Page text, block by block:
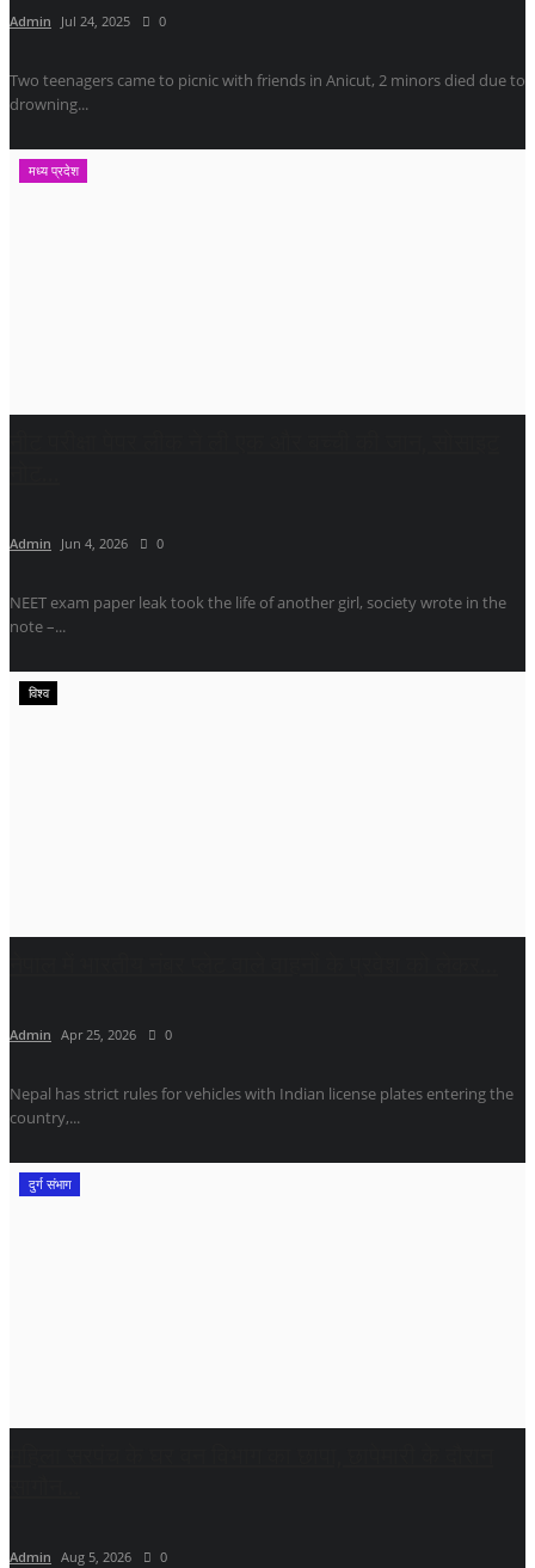
Admin Jul 24, 2025 0
Two teenagers came to picnic with friends in Anicut, 2 minors died due to
drowning...
मध्य प्रदेश
Admin Jun 4, 2026 0
NEET exam paper leak took the life of another girl, society wrote in the
note –...
विश्व
Admin Apr 25, 2026 0
Nepal has strict rules for vehicles with Indian license plates entering the
country,...
दुर्ग संभाग
Admin Aug 5, 2026 0